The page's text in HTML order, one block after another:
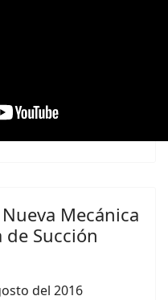
Mecánica
de Succión
del 2016